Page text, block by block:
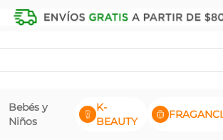
Bebés y
Niños
K-
BEAUTY